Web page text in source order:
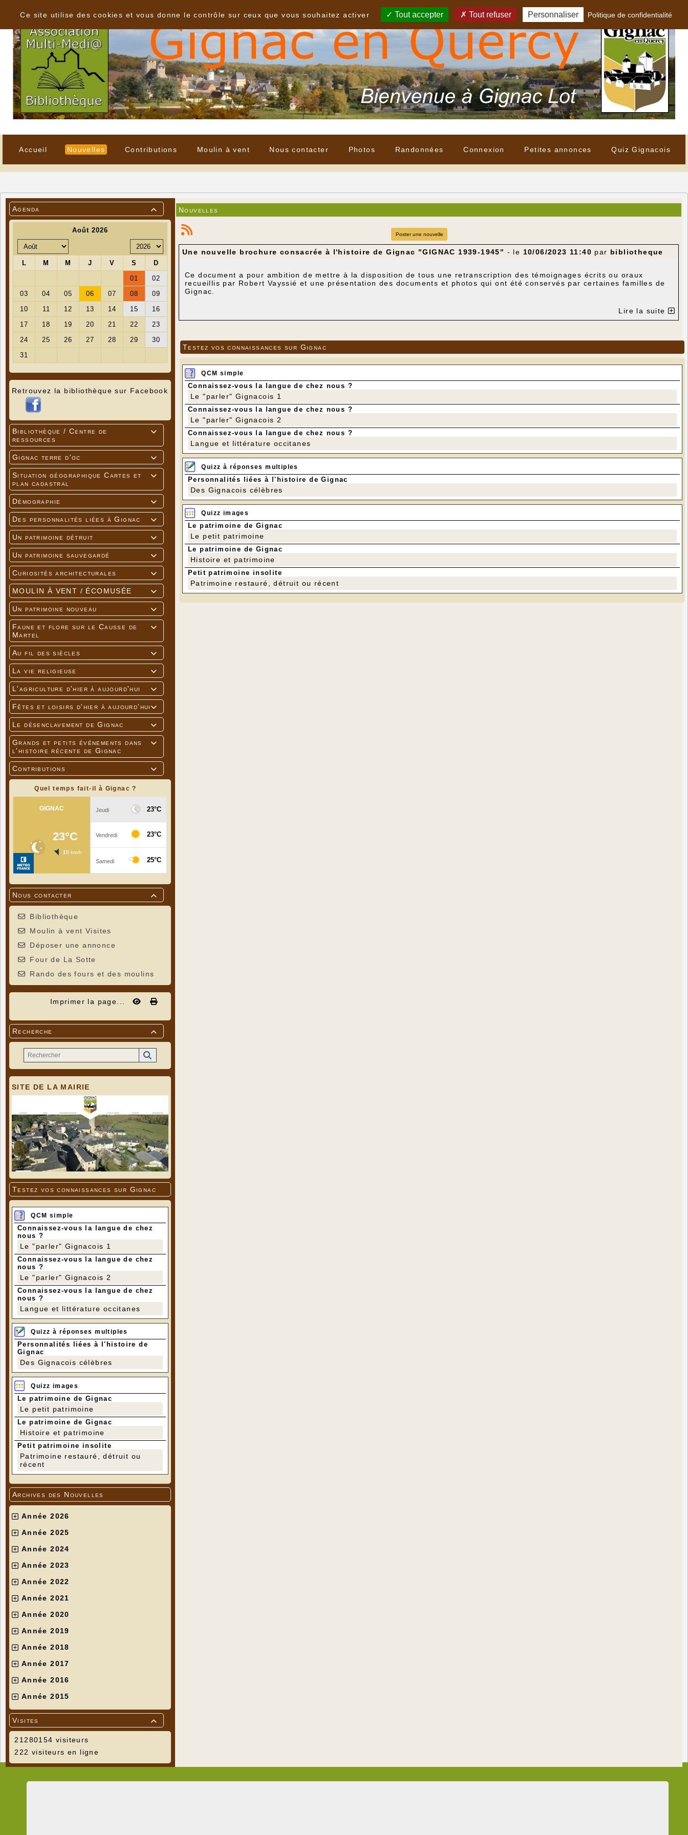
Accueil Nouvelles Contributions Moulin à vent Nous contacter Photos Randonnées Connexion Petites annonces Quiz Gignacois

Agenda
Retrouvez la bibliothèque sur Facebook

Bibliothèque / Centre de
ressources

Gignac terre d'oc

Situation géographique Cartes et
plan cadastral

Démographie

Des personnalités liées à Gignac

Un patrimoine détruit

Un patrimoine sauvegardé

Curiosités architecturales

MOULIN À VENT / ÉCOMUSÉE

Un patrimoine nouveau

Faune et flore sur le Causse de
Martel

Au fil des siècles

La vie religieuse

L'agriculture d'hier à aujourd'hui

Fêtes et loisirs d'hier à aujourd'hui

Le désenclavement de Gignac

Grands et petits événements dans
l'histoire récente de Gignac

Contributions
Quel temps fait-il à Gignac ?

Nous contacter
Bibliothèque
Moulin à vent Visites
Déposer une annonce
Four de La Sotte
Rando des fours et des moulins
Imprimer la page...

Recherche
SITE DE LA MAIRIE
Testez vos connaissances sur Gignac
QCM simple
Connaissez-vous la langue de chez
nous ?
Le "parler" Gignacois 1
Connaissez-vous la langue de chez
nous ?
Le "parler" Gignacois 2
Connaissez-vous la langue de chez
nous ?
Langue et littérature occitanes
Quizz à réponses multiples
Personnalités liées à l'histoire de
Gignac
Des Gignacois célèbres
Quizz images
Le patrimoine de Gignac
Le petit patrimoine
Le patrimoine de Gignac
Histoire et patrimoine
Petit patrimoine insolite
Patrimoine restauré, détruit ou
récent
Archives des Nouvelles
Année 2026
Année 2025
Année 2024
Année 2023
Année 2022
Année 2021
Année 2020
Année 2019
Année 2018
Année 2017
Année 2016
Année 2015

Visites
21280154 visiteurs
222 visiteurs en ligne
Nouvelles
Poster une nouvelle
Une nouvelle brochure consacrée à l'histoire de Gignac "GIGNAC 1939-1945" - le 10/06/2023 11:40 par bibliotheque
Ce document a pour ambition de mettre à la disposition de tous une retranscription des témoignages écrits ou oraux
recueillis par Robert Vayssié et une présentation des documents et photos qui ont été conservés par certaines familles de
Gignac.
Lire la suite
Testez vos connaissances sur Gignac
QCM simple
Connaissez-vous la langue de chez nous ?
Le "parler" Gignacois 1
Connaissez-vous la langue de chez nous ?
Le "parler" Gignacois 2
Connaissez-vous la langue de chez nous ?
Langue et littérature occitanes
Quizz à réponses multiples
Personnalités liées à l'histoire de Gignac
Des Gignacois célèbres
Quizz images
Le patrimoine de Gignac
Le petit patrimoine
Le patrimoine de Gignac
Histoire et patrimoine
Petit patrimoine insolite
Patrimoine restauré, détruit ou récent
Ce site utilise des cookies et vous donne le contrôle sur ceux que vous souhaitez activer
Tout accepter Tout refuser Personnaliser Politique de confidentialité